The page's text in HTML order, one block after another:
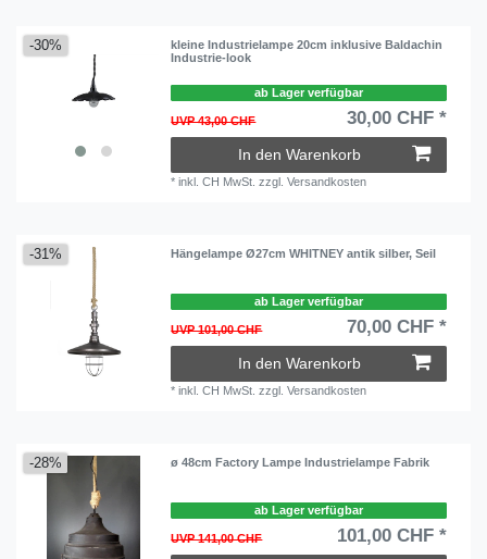
-30%
kleine Industrielampe 20cm inklusive Baldachin
Industrie-look
ab Lager verfügbar
UVP 43,00 CHF 30,00 CHF *
In den Warenkorb
*inkl. CH MwSt. zzgl.Versandkosten
-31% Hängelampe Ø27cm WHITNEY antik silber, Seil
ab Lager verfügbar
UVP 101,00 CHF 70,00 CHF *
In den Warenkorb
*inkl. CH MwSt. zzgl.Versandkosten
-28% ø 48cm Factory Lampe Industrielampe Fabrik
ab Lager verfügbar
UVP 141,00 CHF 101,00 CHF *